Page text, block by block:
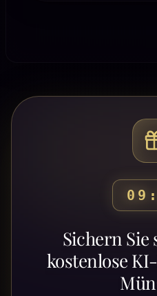
Sichern Sie
kostenlose
Bereit,
Schließe dich